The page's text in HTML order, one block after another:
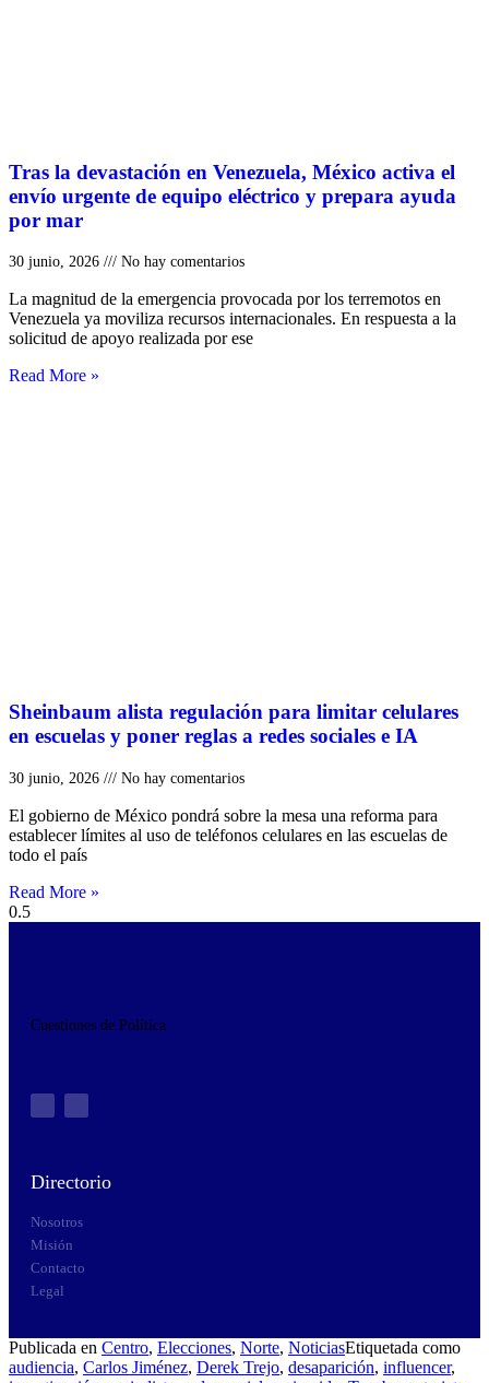
Tras la devastación en Venezuela, México activa el
envío urgente de equipo eléctrico y prepara ayuda
por mar
30 junio, 2026 No hay comentarios
La magnitud de la emergencia provocada por los terremotos en
Venezuela ya moviliza recursos internacionales. En respuesta a la
solicitud de apoyo realizada por ese
Read More »
Sheinbaum alista regulación para limitar celulares
en escuelas y poner reglas a redes sociales e IA
30 junio, 2026 No hay comentarios
El gobierno de México pondrá sobre la mesa una reforma para
establecer límites al uso de teléfonos celulares en las escuelas de
todo el país
Read More »
Cuestiones de Política
Directorio
Nosotros
Misión
Contacto
Legal
Publicada en Centro, Elecciones, Norte, NoticiasEtiquetada como
audiencia, Carlos Jiménez, Derek Trejo, desaparición, influencer,